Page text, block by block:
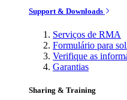
Support & Downloads
Serviços de RMA
Formulário para
Verifique as
Garantias
Sharing & Training